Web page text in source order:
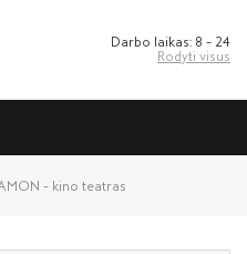
Darbo laikas: 8 – 24
Rodyti visus
– kino teatras